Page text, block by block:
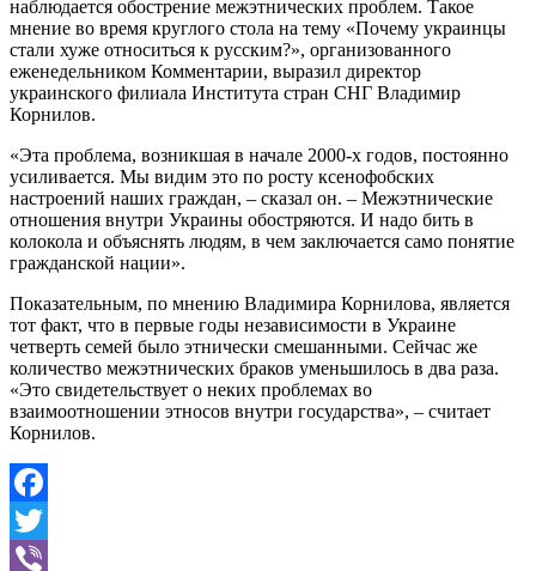
наблюдается обострение межэтнических проблем. Такое
мнение во время круглого стола на тему «Почему украинцы
стали хуже относиться к русским?», организованного
еженедельником Комментарии, выразил директор
украинского филиала Института стран СНГ Владимир
Корнилов.
«Эта проблема, возникшая в начале 2000-х годов, постоянно
усиливается. Мы видим это по росту ксенофобских
настроений наших граждан, – сказал он. – Межэтнические
отношения внутри Украины обостряются. И надо бить в
колокола и объяснять людям, в чем заключается само понятие
гражданской нации».
Показательным, по мнению Владимира Корнилова, является
тот факт, что в первые годы независимости в Украине
четверть семей было этнически смешанными. Сейчас же
количество межэтнических браков уменьшилось в два раза.
«Это свидетельствует о неких проблемах во
взаимоотношении этносов внутри государства», – считает
Корнилов.
Facebook
Twitter